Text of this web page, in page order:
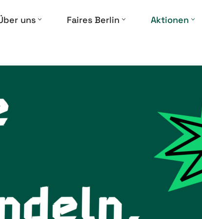
uns Faires Berlin Aktionen